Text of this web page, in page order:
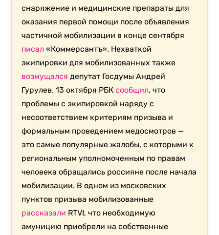
снаряжение и медицинские препараты для
оказания первой помощи после объявления
частичной мобилизации в конце сентября
писал «Коммерсантъ». Нехваткой
экипировки для мобилизованных также
возмущался депутат Госдумы Андрей
Гурулев. 13 октября РБКсообщил, что
проблемы с экипировкой наряду с
несоответствием критериям призыва и
формальным проведением медосмотров —
это самые популярные жалобы, с которыми к
региональным уполномоченным по правам
человека обращались россияне после начала
мобилизации. В одном из московских
пунктов призыва мобилизованные
рассказали RTVI, что необходимую
амуницию приобрели на собственные